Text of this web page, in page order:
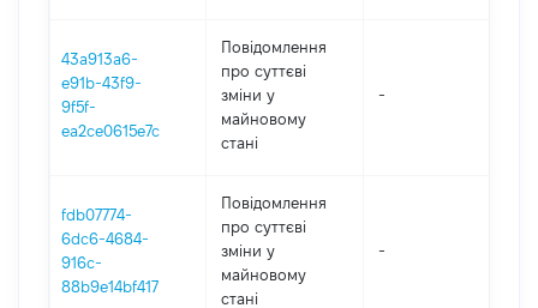
43a913a6-
e91b-43f9-
9f5f-
ea2ce0615e7c
Повідомлення
про суттєві
зміни y
майновому
стані
-
fdb07774-
6dc6-4684-
916c-
88b9e14bf417
Повідомлення
про суттєві
зміни y
майновому
стані
-